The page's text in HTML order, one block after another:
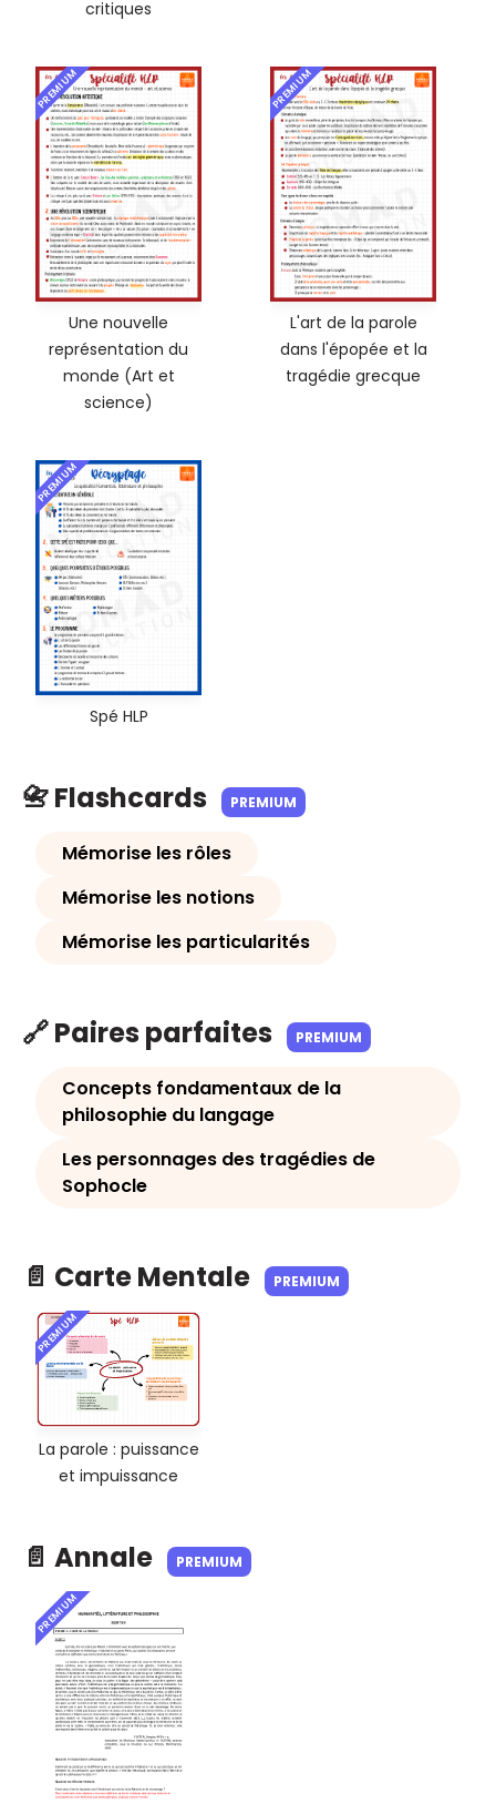
critiques
PREMIUM
Une nouvelle
représentation du
monde (Art et
science)
PREMIUM
L'art de la parole
dans l'épopée et la
tragédie grecque
PREMIUM
Spé HLP
📇 Flashcards PREMIUM
Mémorise les rôles
Mémorise les notions
Mémorise les particularités
🔗 Paires parfaites PREMIUM
Concepts fondamentaux de la
philosophie du langage
Les personnages des tragédies de
Sophocle
📄 Carte Mentale PREMIUM
PREMIUM
La parole : puissance
et impuissance
📄 Annale PREMIUM
PREMIUM